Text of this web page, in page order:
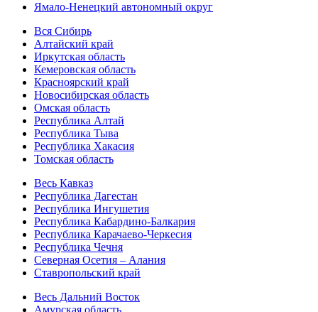
Ямало-Ненецкий автономный округ
Вся Сибирь
Алтайский край
Иркутская область
Кемеровская область
Красноярский край
Новосибирская область
Омская область
Республика Алтай
Республика Тыва
Республика Хакасия
Томская область
Весь Кавказ
Республика Дагестан
Республика Ингушетия
Республика Кабардино-Балкария
Республика Карачаево-Черкесия
Республика Чечня
Северная Осетия – Алания
Ставропольский край
Весь Дальний Восток
Амурская область